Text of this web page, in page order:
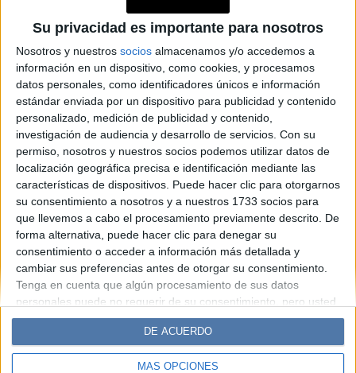
Su privacidad es importante para nosotros
Nosotros y nuestros socios almacenamos y/o accedemos a
información en un dispositivo, como cookies, y procesamos
datos personales, como identificadores únicos e información
estándar enviada por un dispositivo para publicidad y contenido
personalizado, medición de publicidad y contenido,
investigación de audiencia y desarrollo de servicios. Con su
permiso, nosotros y nuestros socios podemos utilizar datos de
localización geográfica precisa e identificación mediante las
características de dispositivos. Puede hacer clic para otorgarnos
su consentimiento a nosotros y a nuestros 1733 socios para
que llevemos a cabo el procesamiento previamente descrito. De
forma alternativa, puede hacer clic para denegar su
consentimiento o acceder a información más detallada y
cambiar sus preferencias antes de otorgar su consentimiento.
Tenga en cuenta que algún procesamiento de sus datos
personales puede no requerir de su consentimiento, pero usted
tiene el derecho de rechazar tal procesamiento. Sus
preferencias se aplicarán solo a este sitio web. Puede cambiar
sus preferencias o retirar su consentimiento en cualquier
momento volviendo a este sitio y haciendo clic en el botón
MÁS OPCIONES
DE ACUERDO
Islas Cícladas: qué ver en
Santorini, Paros, Ios y Naxos,
las joyas del mar Egeo
Espacio Publicitario
Diario Perfil Caras Noticias
Fortuna
Hombre
Weekend Parabrisas
Supercampo
Lunateen